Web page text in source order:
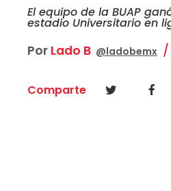
El equipo de la BUAP
estadio Universitario en
Por Lado B @ladobemx
Comparte